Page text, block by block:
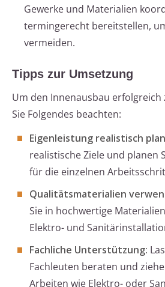
Gewerke und Materialien
termingerecht bereitstellen,
vermeiden.
Tipps zur Umsetzung
Um den Innenausbau
Sie Folgendes beachten:
Eigenleistung realistisch
realistische Ziele und planen
für die einzelnen
Qualitätsmaterialien
Sie in hochwertige
Elektro- und
Fachliche Unterstützung:
Fachleuten beraten und
Arbeiten wie Elektro- oder